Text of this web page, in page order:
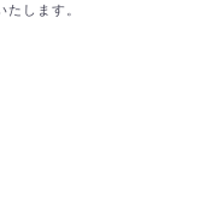
します。